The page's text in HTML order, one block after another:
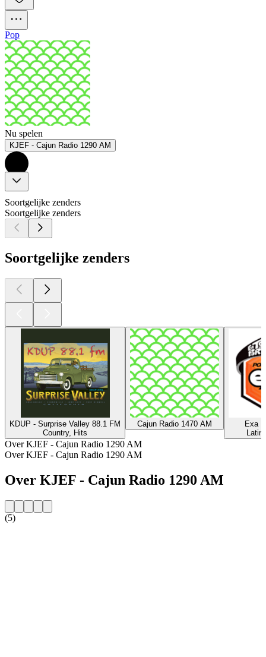
Pop
Nu spelen
KJEF - Cajun Radio 1290 AM
Soortgelijke zenders
Soortgelijke zenders
Soortgelijke zenders
KDUP - Surprise Valley 88.1 FM
Country, Hits
Cajun Radio 1470 AM
Exa
Over KJEF - Cajun Radio 1290 AM
Over KJEF - Cajun Radio 1290 AM
Over KJEF - Cajun Radio 1290 AM
(5)